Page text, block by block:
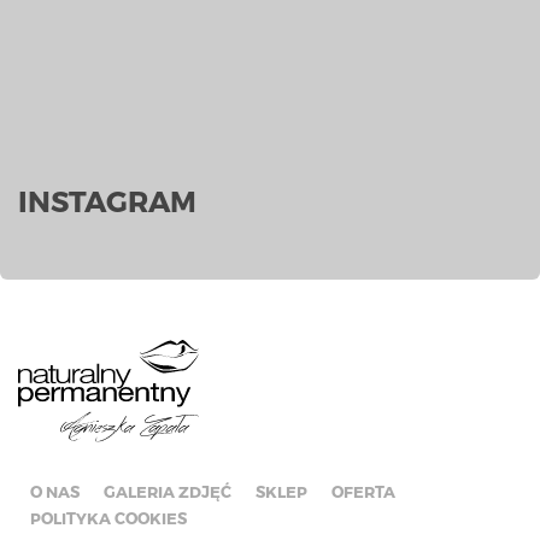
INSTAGRAM
O NAS GALERIA ZDJĘĆ SKLEP
OFERTA
POLITYKA COOKIES